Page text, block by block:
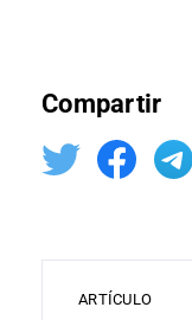
Compartir
ARTÍCULO